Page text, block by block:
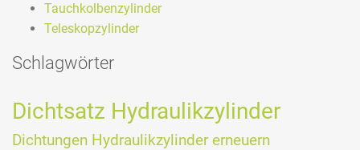
Tauchkolbenzylinder
Teleskopzylinder
Schlagwörter
Dichtsatz Hydraulikzylinder
Dichtungen Hydraulikzylinder erneuern